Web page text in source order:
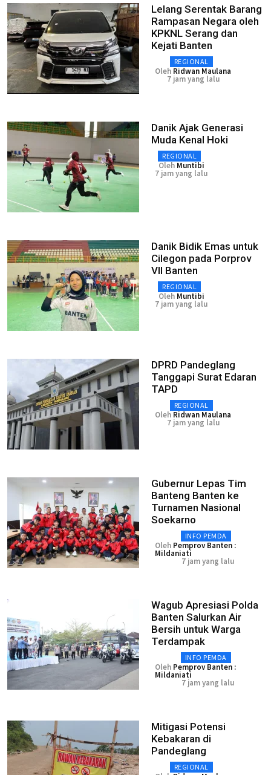
Lelang Serentak Barang
Rampasan Negara oleh
KPKNL Serang dan
Kejati Banten
REGIONAL
Oleh Ridwan Maulana
7 jam yang lalu
Danik Ajak Generasi
Muda Kenal Hoki
REGIONAL
Oleh Muntibi
7 jam yang lalu
Danik Bidik Emas untuk
Cilegon pada Porprov
VII Banten
REGIONAL
Oleh Muntibi
7 jam yang lalu
DPRD Pandeglang
Tanggapi Surat Edaran
TAPD
REGIONAL
Oleh Ridwan Maulana
7 jam yang lalu
Gubernur Lepas Tim
Banteng Banten ke
Turnamen Nasional
Soekarno
INFO PEMDA
Oleh Pemprov Banten :
Mildaniati
7 jam yang lalu
Wagub Apresiasi Polda
Banten Salurkan Air
Bersih untuk Warga
Terdampak
INFO PEMDA
Oleh Pemprov Banten :
Mildaniati
7 jam yang lalu
Mitigasi Potensi
Kebakaran di
Pandeglang
REGIONAL